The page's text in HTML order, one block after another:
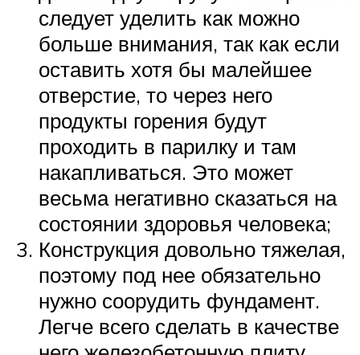
следует уделить как можно
больше внимания, так как если
оставить хотя бы малейшее
отверстие, то через него
продукты горения будут
проходить в парилку и там
накапливаться. Это может
весьма негативно сказаться на
состоянии здоровья человека;
Конструкция довольно тяжелая,
поэтому под нее обязательно
нужно соорудить фундамент.
Легче всего сделать в качестве